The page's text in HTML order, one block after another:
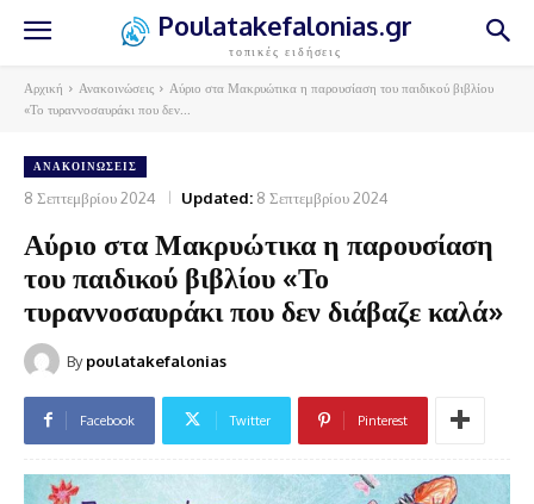
Poulatakefalonias.gr
τοπικές ειδήσεις
Αρχική Ανακοινώσεις
Αύριο στα Μακρυώτικα η παρουσίαση του παιδικού βιβλίου
«Το τυραννοσαυράκι που δεν...
ΑΝΑΚΟΙΝΏΣΕΙΣ
8 Σεπτεμβρίου 2024 Updated: 8 Σεπτεμβρίου 2024
Αύριο στα Μακρυώτικα η παρουσίαση
του παιδικού βιβλίου «Το
τυραννοσαυράκι που δεν διάβαζε καλά»
By poulatakefalonias
Facebook Twitter Pinterest